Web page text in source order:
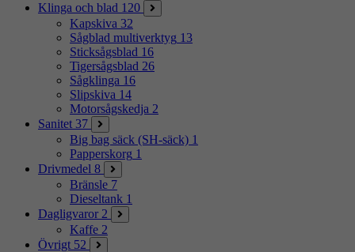
Klinga och blad 120
Kapskiva 32
Sågblad multiverktyg 13
Sticksågsblad 16
Tigersågsblad 26
Sågklinga 16
Slipskiva 14
Motorsågskedja 2
Sanitet 37
Big bag säck (SH-säck) 1
Papperskorg 1
Drivmedel 8
Bränsle 7
Dieseltank 1
Dagligvaror 2
Kaffe 2
Övrigt 52